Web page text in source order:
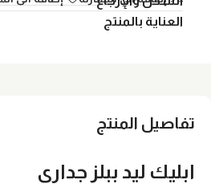
العناية بالمنتج
تفاصيل المنتج
ابليك ليد ببلز جداري